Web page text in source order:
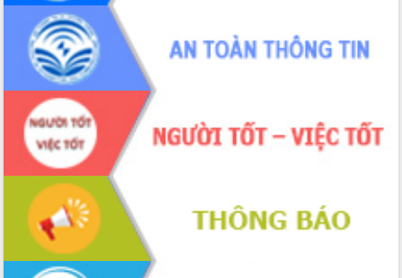
Tháo gỡ những vướng mắc, đẩy mạnh
công tác cải cách thủ tục hành chính
tại Trung tâm Phục vụ hành chính
công tỉnh
Đắk Lắk: Tôn vinh 46 giải pháp tại Hội
thi Sáng tạo Kỹ thuật 2024 - 2025
Đắk Lắk rà soát, điều chỉnh Đề án 190
về phát triển nuôi trồng thủy sản
Phó Chủ tịch UBND tỉnh Đắk Lắk
Trương Công Thái kiểm tra thực địa
Dự án cao tốc Khánh Hòa - Buôn Ma
Thuột
Định vị cà phê Việt Nam như một “di
sản sống” trong dòng chảy toàn cầu